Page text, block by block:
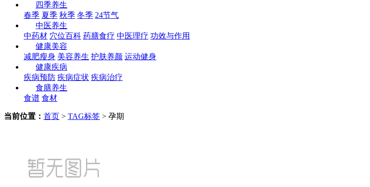
四季养生
春季 夏季 秋季 冬季 24节气
中医养生
中药材 穴位百科 药膳食疗 中医理疗 功效与作用
健康美容
减肥瘦身 美容养生 护肤养颜 运动健身
健康疾病
疾病预防 疾病症状 疾病治疗
食膳养生
食谱 食材
当前位置： 首页 > TAG标签 > 孕期